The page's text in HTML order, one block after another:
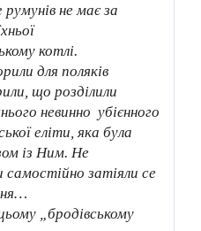
румунів не має за
котлі.
для поляків
що розділили
невинно убієнного
еліти, яка була
із Ним. Не
затіяли се
„бродівському